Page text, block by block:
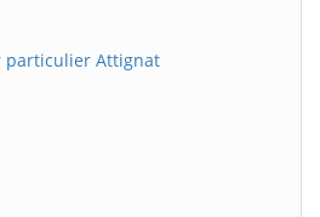
particulier Attignat